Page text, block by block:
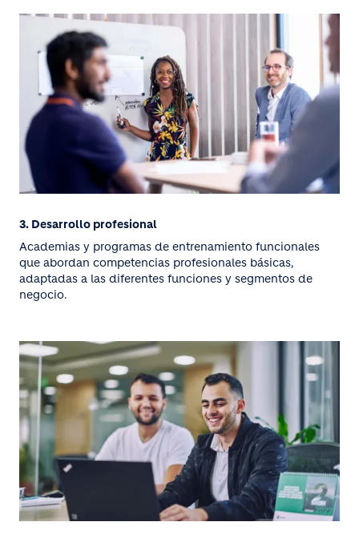
3. Desarrollo profesional
Academias y programas de entrenamiento funcionales
que abordan competencias profesionales básicas,
adaptadas a las diferentes funciones y segmentos de
negocio.